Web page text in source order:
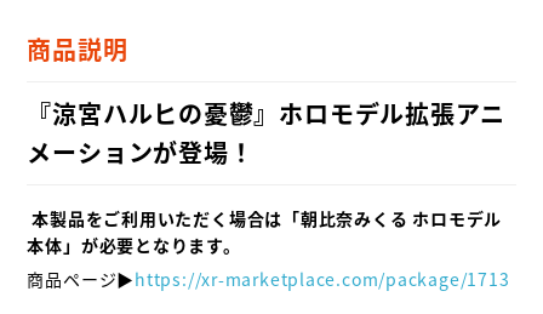
商品説明
『涼宮ハルヒの憂鬱』ホロモデル拡張アニ
メーションが登場！
本製品をご利用いただく場合は「朝比奈みくる ホロモデル
本体」が必要となります。
商品ページ▶https://xr-marketplace.com/package/1713